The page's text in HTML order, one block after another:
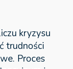
kryzysu
trudności
Proces